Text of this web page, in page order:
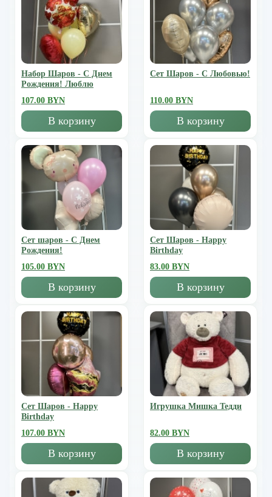
Набор Шаров - С Днем
Рождения! Люблю
107.00 BYN
В корзину
Сет Шаров - С Любовью!
110.00 BYN
В корзину
Сет шаров - С Днем
Рождения!
105.00 BYN
В корзину
Сет Шаров - Happy
Birthday
83.00 BYN
В корзину
Сет Шаров - Happy
Birthday
107.00 BYN
В корзину
Игрушка Мишка Тедди
82.00 BYN
В корзину